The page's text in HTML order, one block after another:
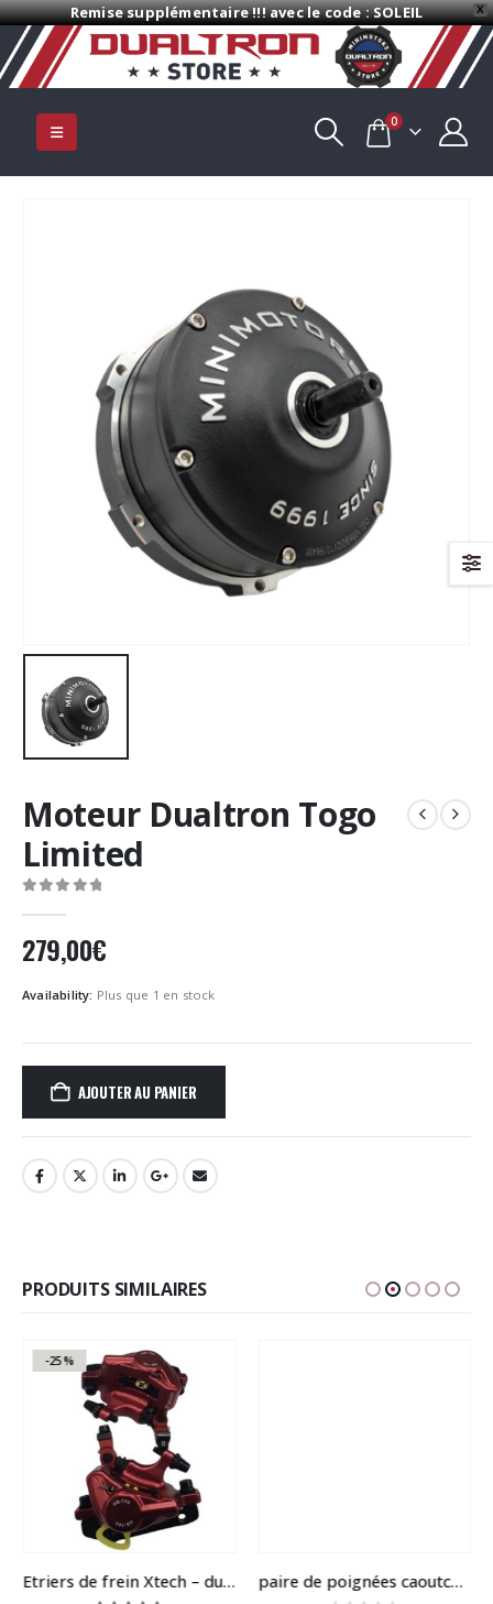
X
Remise supplémentaire !!! avec le code : SOLEIL
0
Moteur Dualtron Togo
Limited
279,00€
Availability: Plus que 1 en stock
AJOUTER AU PANIER
PRODUITS SIMILAIRES
-25%
Etriers de frein Xtech – dualtron 3 – spider – speedway 5 paire de poignées caoutchouc DUALTRON